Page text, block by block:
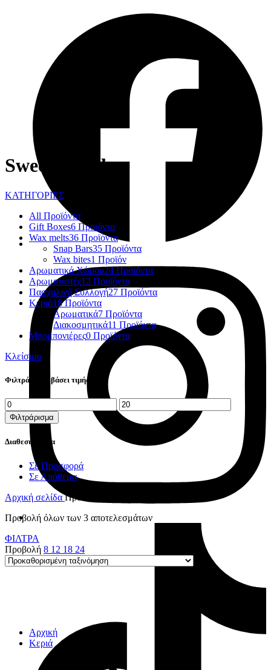
Αρχική
Κεριά
Sweet Vanilla
ΚΑΤΗΓΟΡΙΕΣ
All Προϊόντα
Gift Boxes6 Προϊόντα
Wax melts36 Προϊόντα
Snap Bars35 Προϊόντα
Wax bites1 Προϊόν
Αρωματικά Χώρου24 Προϊόντα
Αρωματιστές12 Προϊόντα
Πασχαλινή Συλλογή27 Προϊόντα
Κεριά18 Προϊόντα
Αρωματικά7 Προϊόντα
Διακοσμητικά11 Προϊόντα
Μπομπονιέρες0 Προϊόντα
Κλείσιμο
Φιλτράρισμα βάσει τιμής
Ελάχιστη
τιμή
Μέγιστη
τιμή
Φιλτράρισμα
Διαθεσιμότητα
Σε Προσφορά
Σε Απόθεμα
Αρχική σελίδαΠροϊόν ΑΡΩΜΑ
Προβολή όλων των 3 αποτελεσμάτων
ΦΙΛΤΡΑ
Προβολή 8 12 18 24